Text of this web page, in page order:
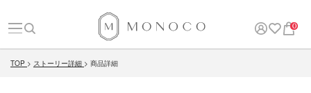
0
TOP ストーリー詳細 商品詳細